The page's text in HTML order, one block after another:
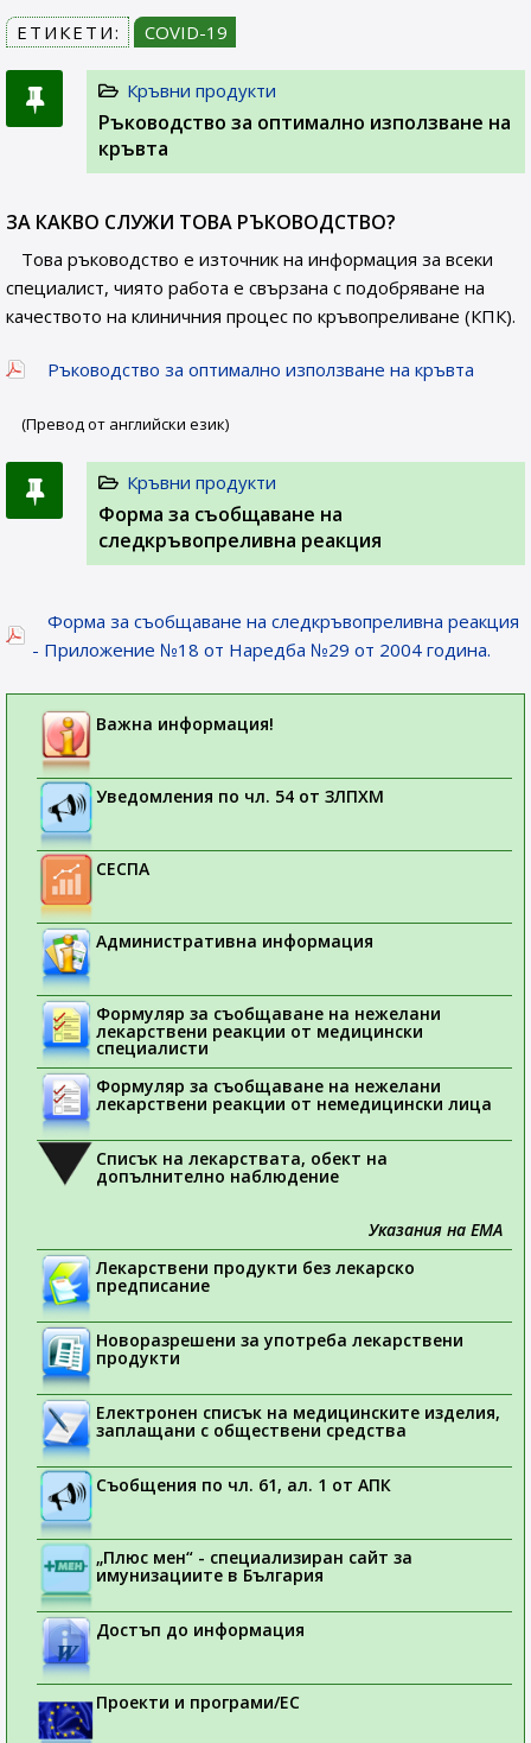
ЕТИКЕТИ: COVID-19
Кръвни продукти
Ръководство за оптимално използване на
кръвта
ЗА КАКВО СЛУЖИ ТОВА РЪКОВОДСТВО?
Това ръководство е източник на информация за всеки
специалист, чиято работа е свързана с подобряване на
качеството на клиничния процес по кръвопреливане (КПК).
Ръководство за оптимално използване на кръвта
(Превод от английски език)
Кръвни продукти
Форма за съобщаване на
следкръвопреливна реакция
Форма за съобщаване на следкръвопреливна реакция
- Приложение №18 от Наредба №29 от 2004 година.
Важна информация!
Уведомления по чл. 54 от ЗЛПХМ
СЕСПА
Административна информация
Формуляр за съобщаване на нежелани
лекарствени реакции от медицински
специалисти
Формуляр за съобщаване на нежелани
лекарствени реакции от немедицински лица
Списък на лекарствата, обект на
допълнително наблюдение
Указания на ЕМА
Лекарствени продукти без лекарско
предписание
Новоразрешени за употреба лекарствени
продукти
Електронен списък на медицинските изделия,
заплащани с обществени средства
Съобщения по чл. 61, ал. 1 от АПК
„Плюс мен“ - специализиран сайт за
имунизациите в България
Достъп до информация
Проекти и програми/ЕС